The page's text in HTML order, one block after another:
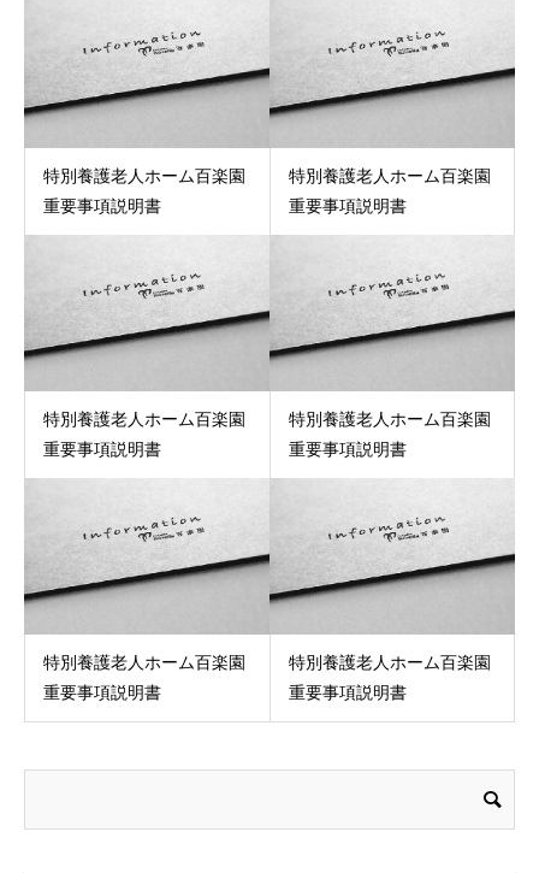
特別養護老人ホーム百楽園
重要事項説明書
特別養護老人ホーム百楽園
重要事項説明書
特別養護老人ホーム百楽園
重要事項説明書
特別養護老人ホーム百楽園
重要事項説明書
特別養護老人ホーム百楽園
重要事項説明書
特別養護老人ホーム百楽園
重要事項説明書